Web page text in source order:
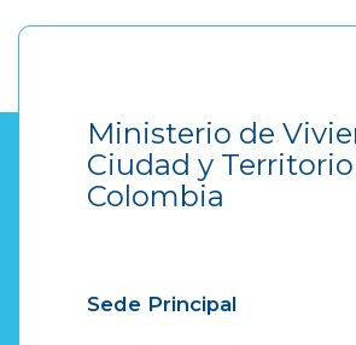
Ministerio de
Ciudad y
Colombia
Sede Principal